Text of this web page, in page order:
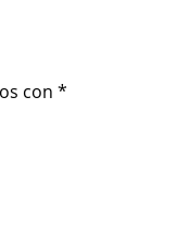
con *